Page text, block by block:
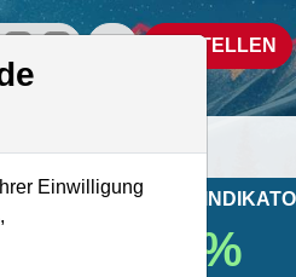
Social Media-Accounts
Aktien- undBESTELLEN
MONKEY-TRADER
60.7 %
Einwilligung